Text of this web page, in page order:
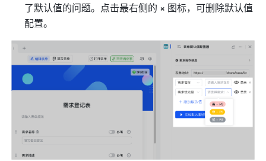
了默认值的问题。点击最右侧的 × 图标，可删除默认值
配置。